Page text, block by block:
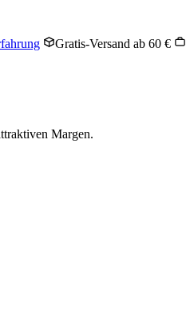
Gratis-Versand ab 60 €
Margen.